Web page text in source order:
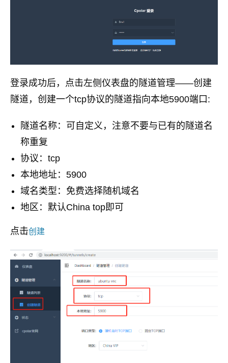
登录成功后，点击左侧仪表盘的隧道管理——创建
隧道，创建一个tcp协议的隧道指向本地5900端口:
隧道名称：可自定义，注意不要与已有的隧道名
称重复
协议：tcp
本地地址：5900
域名类型：免费选择随机域名
地区：默认China top即可
点击创建